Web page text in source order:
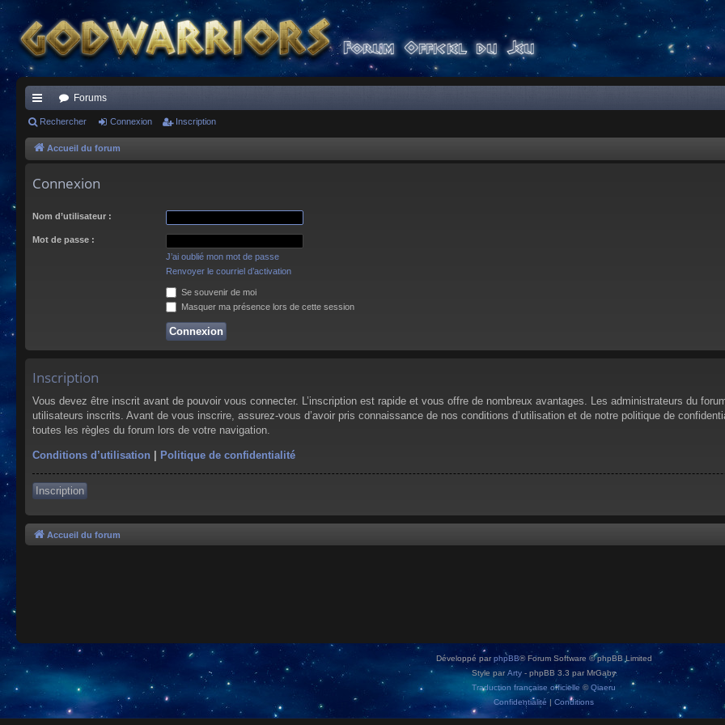
ac
co
s
Forums
Rechercher Connexion Inscription
Accueil du forum
Connexion
Nom d’utilisateur :
Mot de passe :
J’ai oublié mon mot de passe
Renvoyer le courriel d’activation
Se souvenir de moi
Masquer ma présence lors de cette session
Inscription
Vous devez être inscrit avant de pouvoir vous connecter. L’inscription est rapide et vous offre de nombreux avantages. Les administrateurs du
utilisateurs inscrits. Avant de vous inscrire, assurez-vous d’avoir pris connaissance de nos conditions d’utilisation et de notre politique de
toutes les règles du forum lors de votre navigation.
Conditions d’utilisation | Politique de confidentialité
Inscription
Accueil du forum
Développé parphpBB® Forum Software © phpBB Limited
Style par Arty - phpBB 3.3 par MrGaby
Traduction française officielle ©Qiaeru
Confidentialité | Conditions